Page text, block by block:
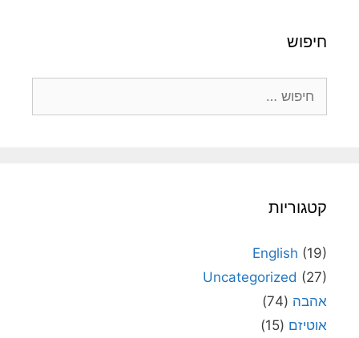
חיפוש
קטגוריות
English (19)
Uncategorized (27)
אהבה (74)
אוטיזם (15)